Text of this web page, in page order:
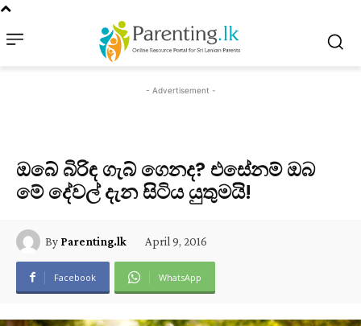
- Advertisement -
ඔබේ බිරිඳ ගැබ් ගෙනද? එසේනම් ඔබ
මේ දේවල් දැන සිටිය යුතුමයි!
By Parenting.lk April 9, 2016
Facebook WhatsApp